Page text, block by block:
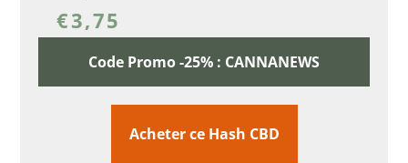
€3,75
Code Promo -25% : CANNANEWS
Acheter ce Hash CBD